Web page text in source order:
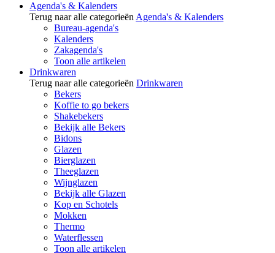
Agenda's & Kalenders
Terug naar alle categorieën Agenda's & Kalenders
Bureau-agenda's
Kalenders
Zakagenda's
Toon alle artikelen
Drinkwaren
Terug naar alle categorieën Drinkwaren
Bekers
Koffie to go bekers
Shakebekers
Bekijk alle Bekers
Bidons
Glazen
Bierglazen
Theeglazen
Wijnglazen
Bekijk alle Glazen
Kop en Schotels
Mokken
Thermo
Waterflessen
Toon alle artikelen